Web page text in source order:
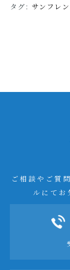
タグ: サンフレ
ご相談やご質
ルにてお